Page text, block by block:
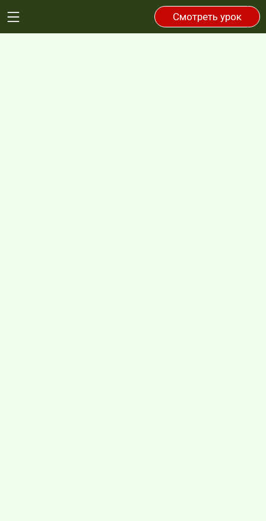
Смотреть урок